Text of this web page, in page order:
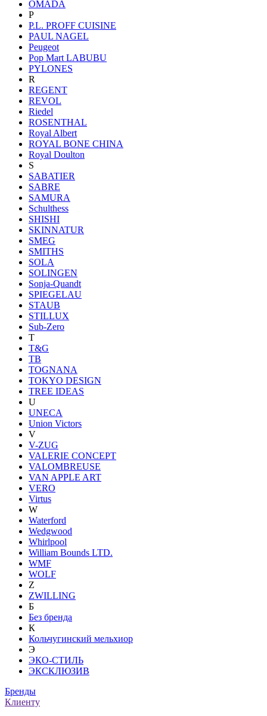
OMADA
P
P.L. PROFF CUISINE
PAUL NAGEL
Peugeot
Pop Mart LABUBU
PYLONES
R
REGENT
REVOL
Riedel
ROSENTHAL
Royal Albert
ROYAL BONE CHINA
Royal Doulton
S
SABATIER
SABRE
SAMURA
Schulthess
SHISHI
SKINNATUR
SMEG
SMITHS
SOLA
SOLINGEN
Sonja-Quandt
SPIEGELAU
STAUB
STILLUX
Sub-Zero
T
T&G
TB
TOGNANA
TOKYO DESIGN
TREE IDEAS
U
UNECA
Union Victors
V
V-ZUG
VALERIE CONCEPT
VALOMBREUSE
VAN APPLE ART
VERO
Virtus
W
Waterford
Wedgwood
Whirlpool
William Bounds LTD.
WMF
WOLF
Z
ZWILLING
Б
Без бренда
К
Кольчугинский мельхиор
Э
ЭКО-СТИЛЬ
ЭКСКЛЮЗИВ
Бренды
Клиенту